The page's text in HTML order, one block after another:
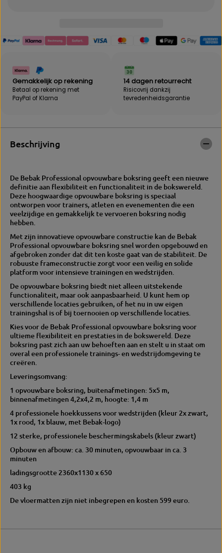
i
o
o
B
K
|
P
t
t
e
r
i
n
-
o
p
v
o
u
w
b
a
a
r
v
B
E
B
P
l
a
e
r
i
n
g
p
v
o
u
w
a
a
r
Gemakkelijk op rekening
Betaal op rekening met
PayPal of Klarna
14 dagen retourrecht
Risicovrij dankzij
tevredenheidsgarantie
Beschrijving
De Bebak Professional opvouwbare boksring geeft een nieuwe
definitie aan flexibiliteit en functionaliteit in de bokswereld.
Deze hoogwaardige opvouwbare boksring is speciaal
ontworpen voor trainers, atleten en evenementen die een
veelzijdige en gemakkelijk te vervoeren boksring nodig
hebben.
Met zijn innovatieve opvouwbare constructie kan de Bebak
Professional opvouwbare boksring snel worden opgebouwd en
afgebroken zonder dat dit ten koste gaat van de stabiliteit. De
robuuste frameconstructie zorgt voor een veilig en solide
platform voor intensieve trainingen en wedstrijden.
De opvouwbare boksring biedt niet alleen uitstekende
functionaliteit, maar ook aanpasbaarheid. U kunt hem op
verschillende locaties gebruiken, of het nu in uw eigen
trainingshal is of bij toernooien op verschillende locaties.
Kies voor de Bebak Professional opvouwbare boksring voor
ultieme flexibiliteit en prestaties in de bokswereld. Deze
boksring past zich aan uw behoeften aan en stelt u in staat om
overal een professionele trainings- en wedstrijdomgeving te
creëren.
Leveringsomvang:
1 opvouwbare boksring, buitenafmetingen: 5x5 m,
binnenafmetingen 4,2x4,2 m, hoogte: 1,4 m
4 professionele hoekkussens voor wedstrijden (kleur 2x zwart,
1x rood, 1x blauw, met Bebak-logo)
12 sterke, professionele beschermingskabels (kleur zwart)
Opbouw en afbouw: ca. 30 minuten, opvouwbaar in ca. 3
minuten
ladingsgrootte 2360x1130 x 650
403 kg
De vloermatten zijn niet inbegrepen en kosten 599 euro.